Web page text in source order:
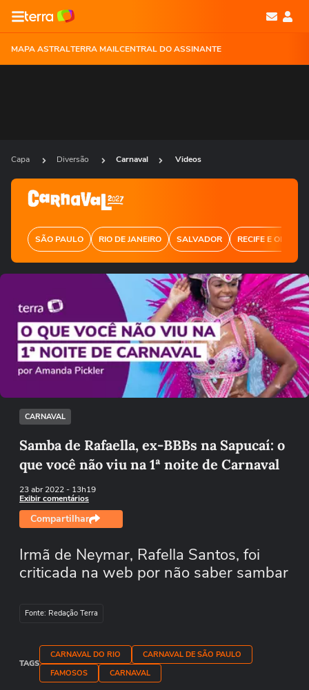
MAPA ASTRALTERRA MAILCENTRAL DO ASSINANTE
Capa Diversão Carnaval Videos
SÃO PAULO RIO DE JANEIRO SALVADOR RECIFE E OLINDA
Não foi possível reproduzir o vídeo
Tentar novamente
CARNAVAL
Samba de Rafaella, ex-BBBs na Sapucaí: o
que você não viu na 1ª noite de Carnaval
23 abr 2022- 13h19
Exibir comentários
Compartilhar
Irmã de Neymar, Rafella Santos, foi
criticada na web por não saber sambar
Fonte: Redação Terra
TAGS
CARNAVAL DO RIO
CARNAVAL DE SÃO PAULO
FAMOSOS
CARNAVAL